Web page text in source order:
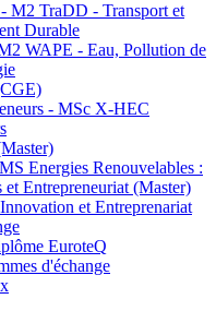
TraDD - Transport et
Durable
WAPE - Eau, Pollution de
- MSc X-HEC
Energies Renouvelables :
et Entrepreneuriat (Master)
et Entreprenariat
EuroteQ
d'échange